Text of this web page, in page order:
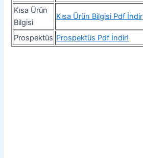
Kısa Ürün
Bilgisi
Kısa Ürün Bilgisi Pdf İndir
Prospektüs Prospektüs Pdf İndir!